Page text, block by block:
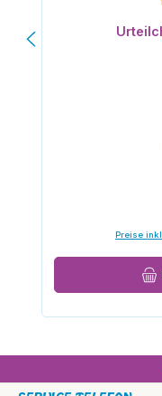
Preise